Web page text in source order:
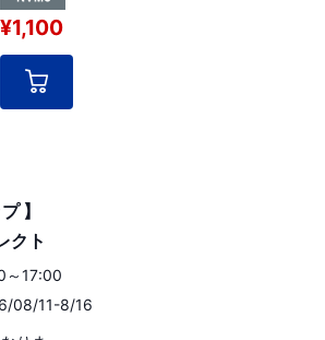
CROSN2U32CPの付属品準拠。※本製品パッ
ケージの白箱（無地）でのご対応となってお
ります。
※本製品単体ではPCに接続はできません。
¥1,100
】
クト
～17:00
08/11-8/16